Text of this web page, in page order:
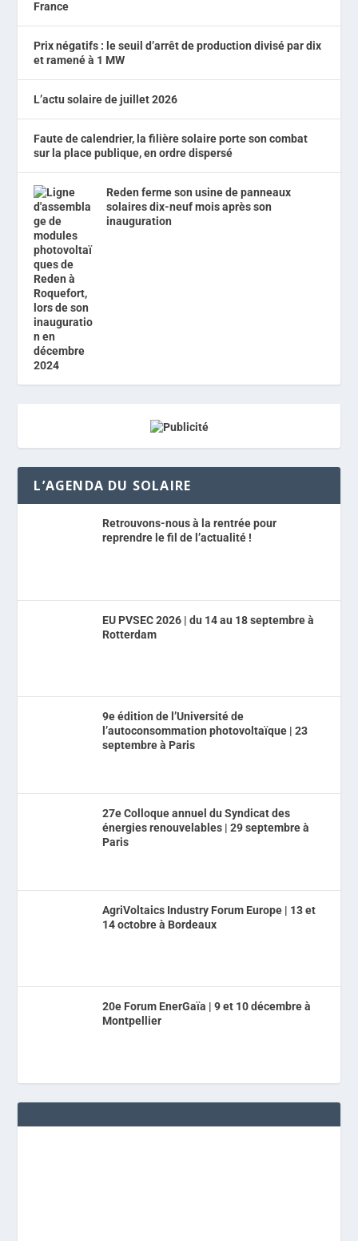
Prix négatifs : le seuil d’arrêt de production divisé par dix
et ramené à 1 MW
L’actu solaire de juillet 2026
Faute de calendrier, la filière solaire porte son combat
sur la place publique, en ordre dispersé
Reden ferme son usine de panneaux
solaires dix-neuf mois après son
inauguration
L’AGENDA DU SOLAIRE
Retrouvons-nous à la rentrée pour
reprendre le fil de l’actualité !
EU PVSEC 2026 | du 14 au 18 septembre à
Rotterdam
9e édition de l’Université de
l’autoconsommation photovoltaïque | 23
septembre à Paris
27e Colloque annuel du Syndicat des
énergies renouvelables | 29 septembre à
Paris
AgriVoltaics Industry Forum Europe | 13 et
14 octobre à Bordeaux
20e Forum EnerGaïa | 9 et 10 décembre à
Montpellier